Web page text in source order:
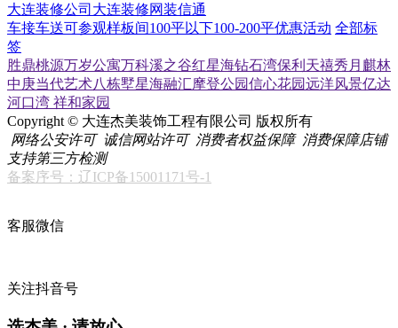
大连装修公司 大连装修网装信通
车接车送可参观样板间100平以下100-200平优惠活动 全部标
签
胜鼎桃源万岁公寓万科溪之谷红星海钻石湾保利天禧秀月麒林
中庚当代艺术八栋墅星海融汇摩登公园信心花园远洋风景亿达
河口湾 祥和家园
Copyright © 大连杰美装饰工程有限公司 版权所有
网络公安许可 诚信网站许可 消费者权益保障 消费保障店铺
支持第三方检测
备案序号：辽ICP备15001171号-1
客服微信
关注抖音号